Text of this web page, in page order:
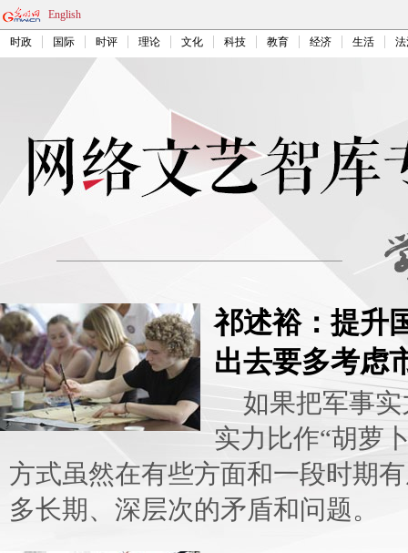
English
时政 国际 时评 理论 文化 科技 教育 经济 生活
祁述裕：提升
出去要多考虑
如果把军事
实力比作“胡萝
方式虽然在有些方面和一段时期
多长期、深层次的矛盾和问题。